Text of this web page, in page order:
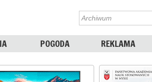
POGODA REKLAMA